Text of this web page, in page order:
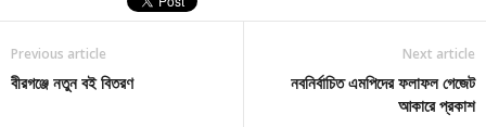
Previous article
বীরগঞ্জে নতুন বই বিতরণ
Next article
নবনির্বাচিত এমপিদের ফলাফল গেজেট
আকারে প্রকাশ